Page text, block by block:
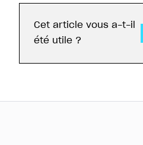
Cet article vous a-t-il
été utile ?